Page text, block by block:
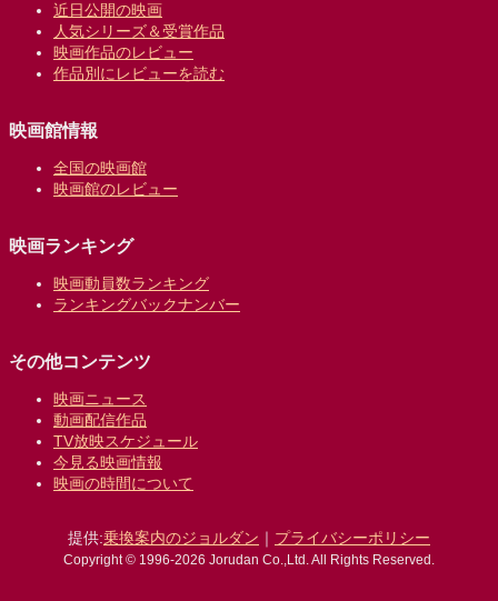
近日公開の映画
人気シリーズ＆受賞作品
映画作品のレビュー
作品別にレビューを読む
映画館情報
全国の映画館
映画館のレビュー
映画ランキング
映画動員数ランキング
ランキングバックナンバー
その他コンテンツ
映画ニュース
動画配信作品
TV放映スケジュール
今見る映画情報
映画の時間について
提供:乗換案内のジョルダン ｜ プライバシーポリシー
Copyright © 1996-2026 Jorudan Co.,Ltd. All Rights Reserved.